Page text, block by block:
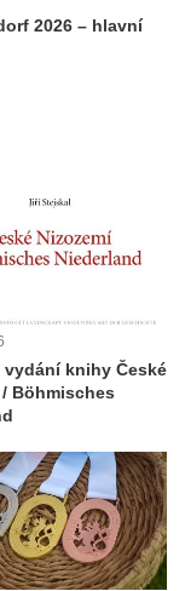
2026 – hlavní
vydání knihy České
/ Böhmisches